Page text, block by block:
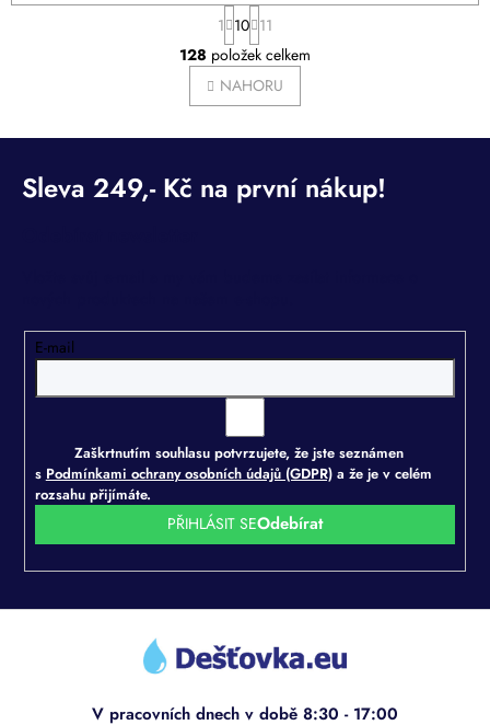
O
v
l
á
í
ý
p
s
S
t
r
á
n
k
v
n
í
1 10 11
128 položek celkem
NAHORU
E-mail
Zaškrtnutím souhlasu potvrzujete, že jste seznámen
s Podmínkami ochrany osobních údajů (GDPR)a že je v celém
rozsahu přijímáte.
PŘIHLÁSIT SE
Z